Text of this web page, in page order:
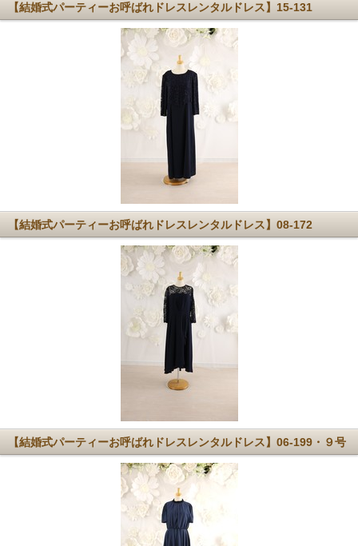
【結婚式パーティーお呼ばれドレスレンタルドレス】15-131
【結婚式パーティーお呼ばれドレスレンタルドレス】08-172
【結婚式パーティーお呼ばれドレスレンタルドレス】06-199・９号